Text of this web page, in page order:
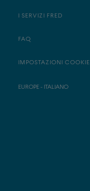
I SERVIZI FRED
FAQ
IMPOSTAZIONI COOKIE
EUROPE - ITALIANO